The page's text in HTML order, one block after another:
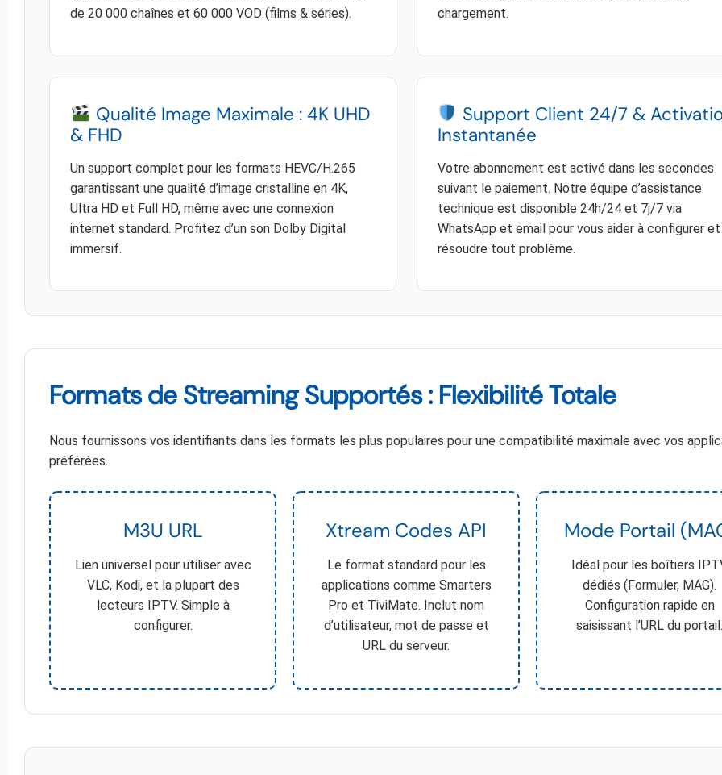
de 20 000 chaînes et 60 000 VOD (films & séries).
chargement.
Qualité Image Maximale : 4K UHD
& FHD
Un support complet pour les formats HEVC/H.265
garantissant une qualité d’image cristalline en 4K,
Ultra HD et Full HD, même avec une connexion
internet standard. Profitez d’un son Dolby Digital
immersif.
Support Client 24/7 &
Instantanée
Votre abonnement est activé dans les secondes
suivant le paiement. Notre équipe d’assistance
technique est disponible 24h/24 et 7j/7 via
WhatsApp et email pour vous aider à configurer et
résoudre tout problème.
Formats de Streaming Supportés : Flexibilité Totale
Nous fournissons vos identifiants dans les formats les plus populaires pour une compatibilité maximale avec vos
préférées.
M3U URL
Lien universel pour utiliser avec
VLC, Kodi, et la plupart des
lecteurs IPTV. Simple à
configurer.
Xtream Codes API
Le format standard pour les
applications comme Smarters
Pro et TiviMate. Inclut nom
d’utilisateur, mot de passe et
URL du serveur.
Mode Portail
Idéal pour les boîtiers
dédiés (Formuler, MAG).
Configuration rapide en
saisissant l’URL du portail.